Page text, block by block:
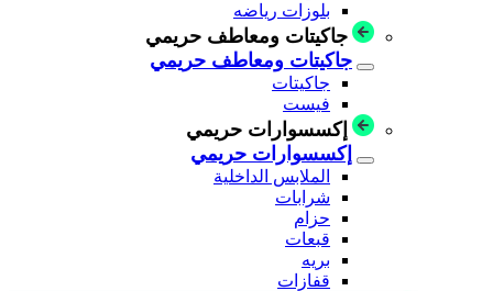
بلوزات رياضه
جاكيتات ومعاطف حريمي
جاكيتات ومعاطف حريمي
جاكيتات
فيست
إكسسوارات حريمي
إكسسوارات حريمي
الملابس الداخلية
شرابات
حزام
قبعات
بريه
قفازات